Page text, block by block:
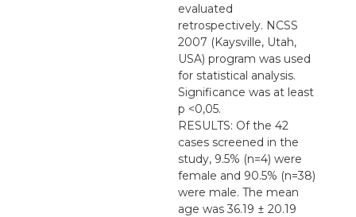
evaluated
retrospectively. NCSS
2007 (Kaysville, Utah,
USA) program was used
for statistical analysis.
Significance was at least
p <0,05.
RESULTS: Of the 42
cases screened in the
study, 9.5% (n=4) were
female and 90.5% (n=38)
were male. The mean
age was 36.19 ± 20.19